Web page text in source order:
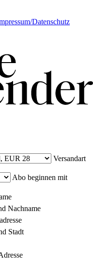
Datenschutz
Versandart
Abo beginnen mit
Nachname
Stadt